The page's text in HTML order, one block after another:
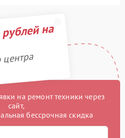
на
на ремонт техники через
сайт,
бессрочная скидка